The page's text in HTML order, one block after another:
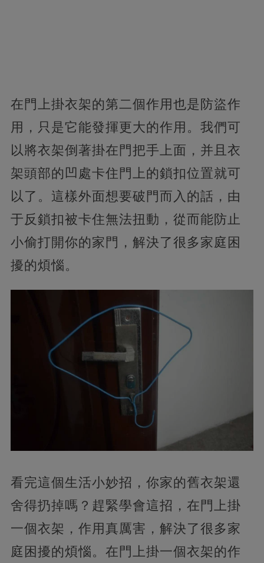
在門上掛衣架的第二個作用也是防盜作
用，只是它能發揮更大的作用。我們可
以將衣架倒著掛在門把手上面，并且衣
架頭部的凹處卡住門上的鎖扣位置就可
以了。這樣外面想要破門而入的話，由
于反鎖扣被卡住無法扭動，從而能防止
小偷打開你的家門，解決了很多家庭困
擾的煩惱。
看完這個生活小妙招，你家的舊衣架還
舍得扔掉嗎？趕緊學會這招，在門上掛
一個衣架，作用真厲害，解決了很多家
庭困擾的煩惱。在門上掛一個衣架的作